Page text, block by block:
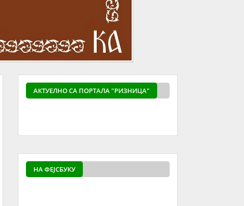
АКТУЕЛНO СА ПОРТАЛА "РИЗНИЦА"
НА ФЕЈСБУКУ